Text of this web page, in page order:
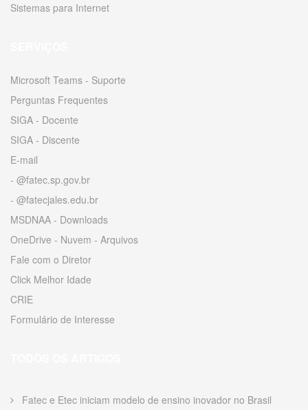
Sistemas para Internet
Microsoft Teams - Suporte
Perguntas Frequentes
SIGA - Docente
SIGA - Discente
E-mail
- @fatec.sp.gov.br
- @fatecjales.edu.br
MSDNAA - Downloads
OneDrive - Nuvem - Arquivos
Fale com o Diretor
Click Melhor Idade
CRIE
Formulário de Interesse
Fatec e Etec iniciam modelo de ensino inovador no Brasil